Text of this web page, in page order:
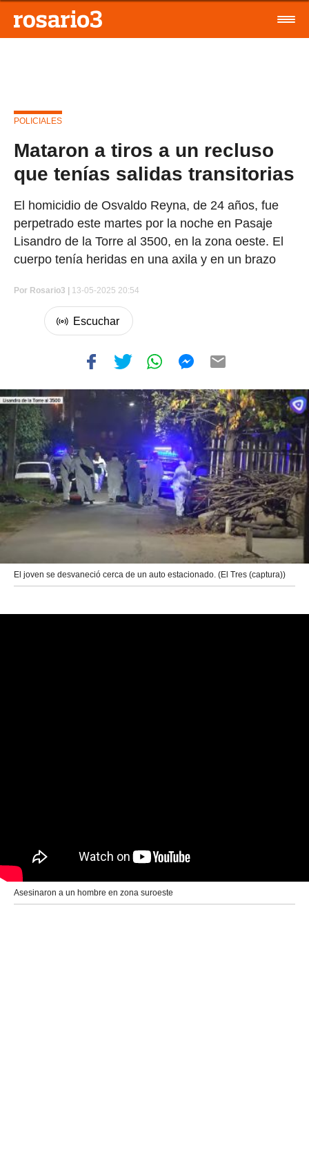
POLICIALES
Mataron a tiros a un recluso
que tenías salidas transitorias
El homicidio de Osvaldo Reyna, de 24 años, fue
perpetrado este martes por la noche en Pasaje
Lisandro de la Torre al 3500, en la zona oeste. El
cuerpo tenía heridas en una axila y en un brazo
Por Rosario3 | 13-05-2025 20:54
El joven se desvaneció cerca de un auto estacionado. (El Tres (captura))
Asesinaron a un hombre en zona suroeste